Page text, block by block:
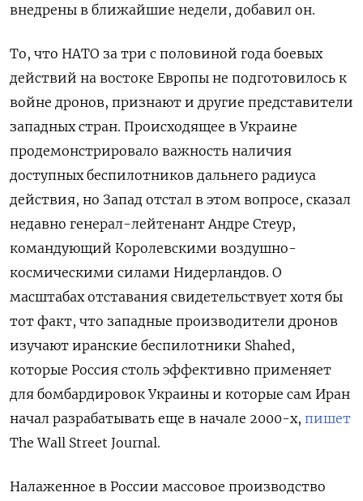
внедрены в ближайшие недели, добавил он.
То, что НАТО за три с половиной года боевых
действий на востоке Европы не подготовилось к
войне дронов, признают и другие представители
западных стран. Происходящее в Украине
продемонстрировало важность наличия
доступных беспилотников дальнего радиуса
действия, но Запад отстал в этом вопросе, сказал
недавно генерал-лейтенант Андре Стеур,
командующий Королевскими воздушно-
космическими силами Нидерландов. О
масштабах отставания свидетельствует хотя бы
тот факт, что западные производители дронов
изучают иранские беспилотники Shahed,
которые Россия столь эффективно применяет
для бомбардировок Украины и которые сам Иран
начал разрабатывать еще в начале 2000-х, пишет
The Wall Street Journal.
Налаженное в России массовое производство